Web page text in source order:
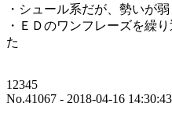
・シュール系だが、勢いが
・ＥＤのワンフレーズを繰
た
12345
No.41067 - 2018-04-16 14:30:43